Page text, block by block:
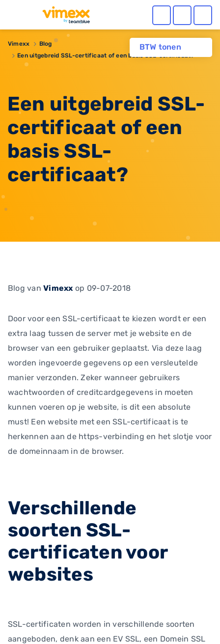
BTW tonen
Vimexx
Blog
Een uitgebreid SSL-certificaat of een basis SSL-certificaat?
Een uitgebreid SSL-
certificaat of een
basis SSL-
certificaat?
Blog vanVimexx op 09-07-2018
Door voor een SSL-certificaat te kiezen wordt er een
extra laag tussen de server met je website en de
browser van een gebruiker geplaatst. Via deze laag
worden ingevoerde gegevens op een versleutelde
manier verzonden. Zeker wanneer gebruikers
wachtwoorden of creditcardgegevens in moeten
kunnen voeren op je website, is dit een absolute
must! Een website met een SSL-certificaat is te
herkennen aan de https-verbinding en het slotje voor
de domeinnaam in de browser.
Verschillende
soorten SSL-
certificaten voor
websites
SSL-certificaten worden in verschillende soorten
aangeboden, denk aan een EV SSL, een Domein SSL